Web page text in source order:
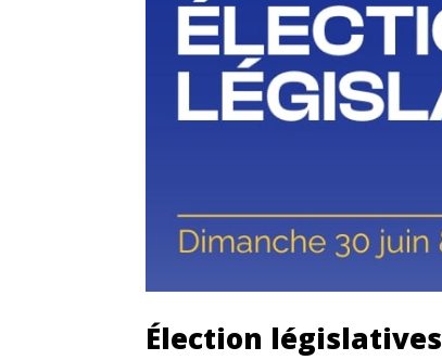
Élection législatives